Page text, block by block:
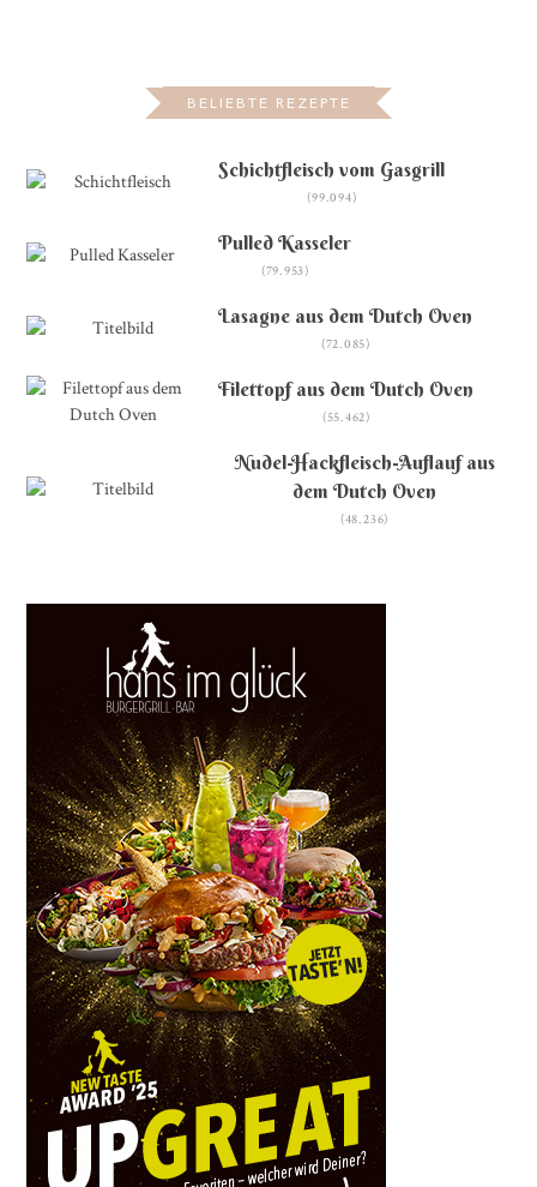
BELIEBTE REZEPTE
Schichtfleisch vom Gasgrill
(99.094)
Pulled Kasseler
(79.953)
Lasagne aus dem Dutch Oven
(72.085)
Filettopf aus dem Dutch Oven
(55.462)
Nudel-Hackfleisch-Auflauf aus
dem Dutch Oven
(48.236)